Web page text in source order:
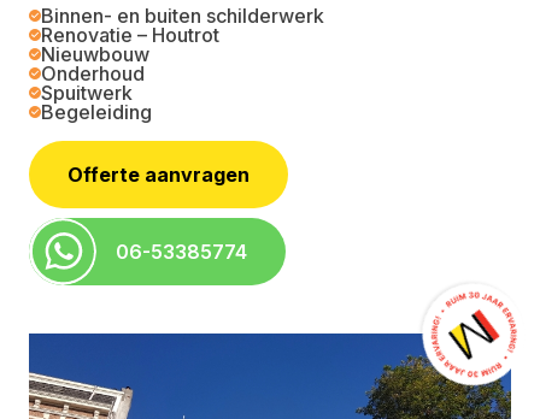
Schilderwerk
Spuitwerk
Binnen- en buiten schilderwerk
Renovatie – Houtrot
Nieuwbouw
Onderhoud
Spuitwerk
Begeleiding
Offerte aanvragen
06-53385774